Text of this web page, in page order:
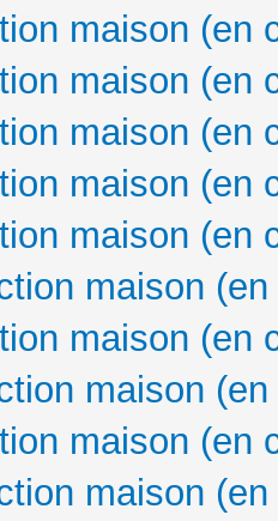
maison (en
maison (en
maison (en
maison (en
maison (en
maison
maison (en
maison
maison (en
maison